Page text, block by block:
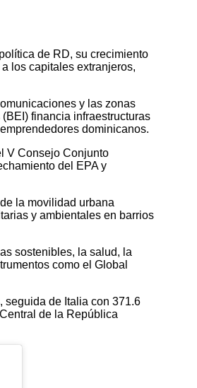
de RD, su crecimiento
los capitales extranjeros,
y las zonas
financia infraestructuras
dominicanos.
V Consejo Conjunto
del EPA y
la movilidad urbana
y ambientales en barrios
sostenibles, la salud, la
como el Global
seguida de Italia con 371.6
de la República